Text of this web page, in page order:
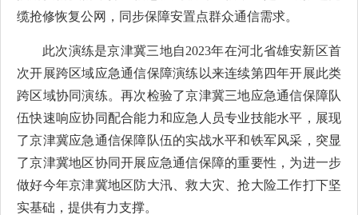
缆抢修恢复公网，同步保障安置点群众通信需求。
此次演练是京津冀三地自2023年在河北省雄安新区首
次开展跨区域应急通信保障演练以来连续第四年开展此类
跨区域协同演练。再次检验了京津冀三地应急通信保障队
伍快速响应协同配合能力和应急人员专业技能水平，展现
了京津冀应急通信保障队伍的实战水平和铁军风采，突显
了京津冀地区协同开展应急通信保障的重要性，为进一步
做好今年京津冀地区防大汛、救大灾、抢大险工作打下坚
实基础，提供有力支撑。